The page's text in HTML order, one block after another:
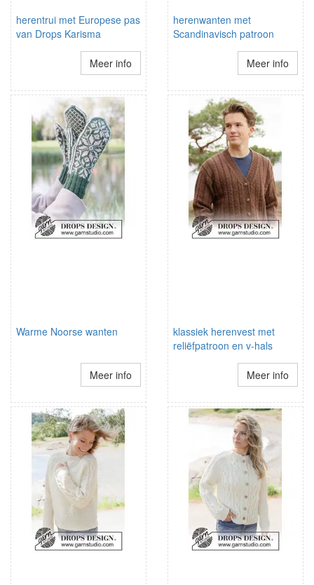
herentrui met Europese pas
van Drops Karisma
Meer info
herenwanten met
Scandinavisch patroon
Meer info
Warme Noorse wanten
Meer info
klassiek herenvest met
reliëfpatroon en v-hals
Meer info